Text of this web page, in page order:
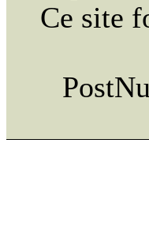
Ce site